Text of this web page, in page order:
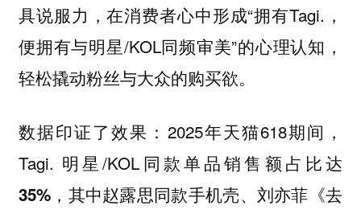
具说服力，在消费者心中形成“拥有Tagi.，
便拥有与明星/KOL同频审美”的心理认知，
轻松撬动粉丝与大众的购买欲。
数据印证了效果：2025年天猫618期间，
Tagi. 明星/KOL同款单品销售额占比达
35%，其中赵露思同款手机壳、刘亦菲《去